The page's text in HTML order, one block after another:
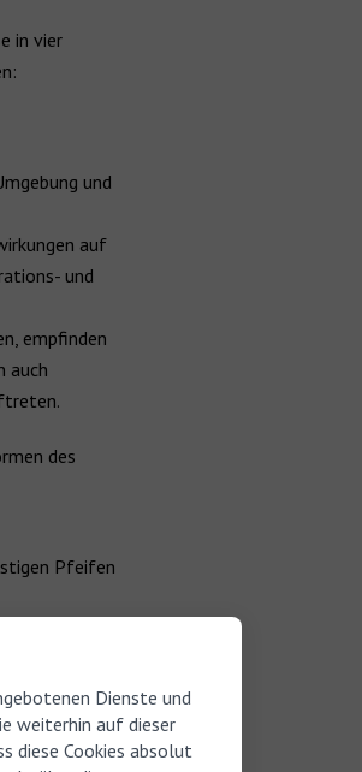
in vier
und
auf
und
empfinden
auch
des
Pfeifen
an und wirdDienste und
weiterhin auf dieser
diese Cookies absolut